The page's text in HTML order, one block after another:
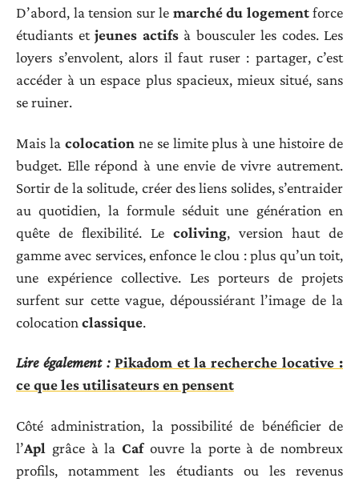
D’abord, la tension sur le marché du logementforce
étudiants et jeunes actifsà bousculer les codes. Les
loyers s’envolent, alors il faut ruser : partager, c’est
accéder à un espace plus spacieux, mieux situé, sans
se ruiner.
Mais la colocation ne se limite plus à une histoire de
budget. Elle répond à une envie de vivre autrement.
Sortir de la solitude, créer des liens solides, s’entraider
au quotidien, la formule séduit une génération en
quête de flexibilité. Le coliving, version haut de
gamme avec services, enfonce le clou : plus qu’un toit,
une expérience collective. Les porteurs de projets
surfent sur cette vague, dépoussiérant l’image de la
colocation classique.
Lire également : Pikadom et la recherche locative :
ce que les utilisateurs en pensent
Côté administration, la possibilité de bénéficier de
l’Apl grâce à laCafouvre la porte à de nombreux
profils, notamment les étudiants ou les revenus